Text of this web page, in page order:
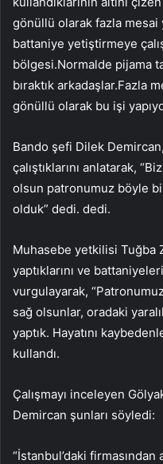
gönüllü olarak fazla
battaniye yetiştirmeye
bölgesi.Normalde pijama
bıraktık arkadaşlar.Fazla
gönüllü olarak bu işi
Bando şefi Dilek
çalıştıklarını anlatarak,
olsun patronumuz böyle
olduk” dedi. dedi.
Muhasebe yetkilisi Tuğba
yaptıklarını ve
vurgulayarak,
sağ olsunlar, oradaki
yaptık. Hayatını
kullandı.
Çalışmayı inceleyen
Demircan şunları söyledi:
“İstanbul’daki